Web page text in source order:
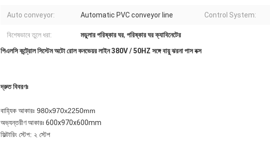
Auto conveyor: Automatic PVC conveyor line Control System:
বিশেষভাবে তুলে ধরা: মডুলার পরিষ্কার ঘর, পরিষ্কার ঘর ক্যাবিনেটের
পিএলসি কন্ট্রোল সিস্টেম অটো রোল কনভেয়র লাইন 380V / 50HZ সঙ্গে বায়ু ঝরনা পাস বক্স
দ্রুত বিবরণঃ
বাহ্যিক আকারঃ 980x970x2250mm
অভ্যন্তরীণ আকারঃ 600x970x600mm
ফিল্টারিং স্টেপ: ২ স্টেপ